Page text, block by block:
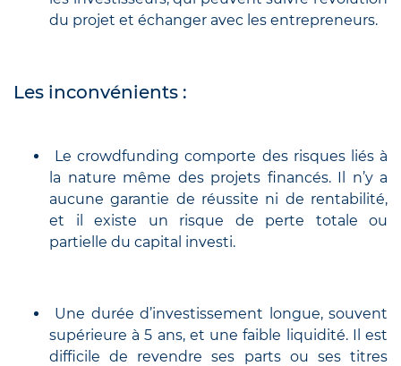
du projet et échanger avec les entrepreneurs.
Les inconvénients :
Le crowdfunding comporte des risques liés à
la nature même des projets financés. Il n’y a
aucune garantie de réussite ni de rentabilité,
et il existe un risque de perte totale ou
partielle du capital investi.
Une durée d’investissement longue, souvent
supérieure à 5 ans, et une faible liquidité. Il est
difficile de revendre ses parts ou ses titres